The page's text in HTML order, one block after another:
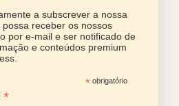
a subscrever a nossa
receber os nossos
por e-mail e ser notificado de
e conteúdos premium
* obrigatório
*